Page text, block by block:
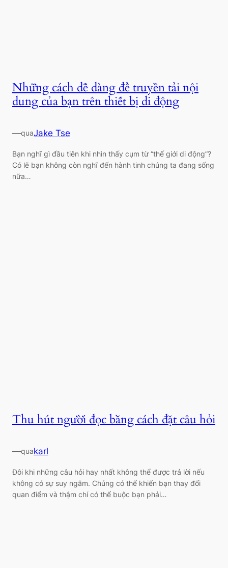
Những cách dễ dàng để truyền tải nội
dung của bạn trên thiết bị di động
—quaJake Tse
Bạn nghĩ gì đầu tiên khi nhìn thấy cụm từ “thế giới di động”?
Có lẽ bạn không còn nghĩ đến hành tinh chúng ta đang sống
nữa…
Thu hút người đọc bằng cách đặt câu hỏi
—quakarl
Đôi khi những câu hỏi hay nhất không thể được trả lời nếu
không có sự suy ngẫm. Chúng có thể khiến bạn thay đổi
quan điểm và thậm chí có thể buộc bạn phải…